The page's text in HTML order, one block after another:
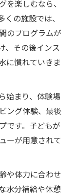
を楽しむなら、
の施設では、
のプログラムが
、その後インス
に慣れていきま
始まり、体験場
ング体験、最後
です。子どもが
ーが用意されて
や体力に合わせ
水分補給や休憩